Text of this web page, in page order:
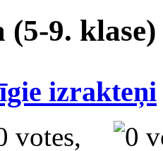
(5-9. klase)
izrakteņi